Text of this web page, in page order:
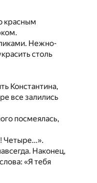
красным
Нежно-
столь
Константина,
все залились
посмеялась,
Четыре…».
Наконец,
«Я тебя